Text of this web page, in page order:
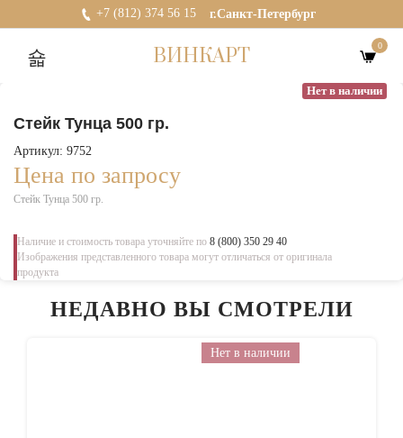
+7 (812) 374 56 15 г.Санкт-Петербург
ВИНКАРТ 0
Нет в наличии
Стейк Тунца 500 гр.
Артикул: 9752
Цена по запросу
Стейк Тунца 500 гр.
Наличие и стоимость товара уточняйте по 8 (800) 350 29 40
Изображения представленного товара могут отличаться от оригинала
продукта
НЕДАВНО ВЫ СМОТРЕЛИ
Нет в наличии